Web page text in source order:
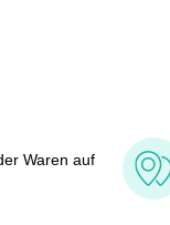
Waren auf